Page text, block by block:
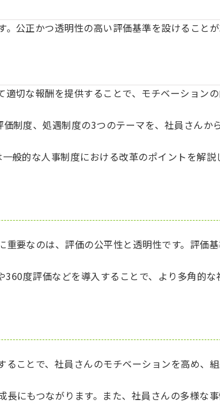
公正かつ透明性の高い評価基準を設けること
切な報酬を提供することで、モチベーション
制度、処遇制度の3つのテーマを、社員さんか
般的な人事制度における改革のポイントを解説
要なのは、評価の公平性と透明性です。評価
度評価などを導入することで、より多角的な
ことで、社員さんのモチベーションを高め、
にもつながります。また、社員さんの多様な